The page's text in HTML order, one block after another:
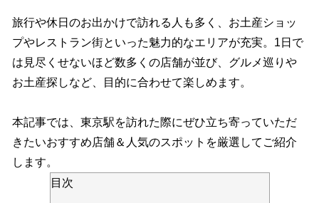
旅行や休日のお出かけで訪れる人も多く、お土産ショッ
プやレストラン街といった魅力的なエリアが充実。1日で
は見尽くせないほど数多くの店舗が並び、グルメ巡りや
お土産探しなど、目的に合わせて楽しめます。
本記事では、東京駅を訪れた際にぜひ立ち寄っていただ
きたいおすすめ店舗＆人気のスポットを厳選してご紹介
します。
目次